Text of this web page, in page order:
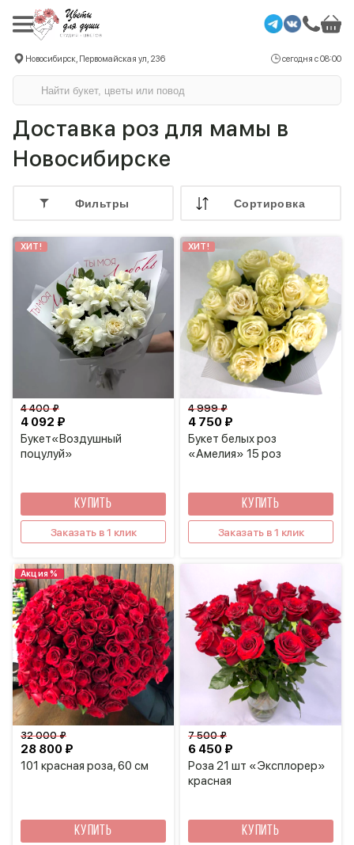
Новосибирск, Первомайская ул, 236 сегодня с 08:00
Доставка роз для мамы в
Новосибирске
Фильтры Cортировка
ХИТ!
Букет«Воздушный
поцулуй»
4 092 ₽
4 400 ₽
КУПИТЬ
Заказать в 1 клик
ХИТ!
Букет белых роз
«Амелия» 15 роз
4 750 ₽
4 999 ₽
КУПИТЬ
Заказать в 1 клик
Акция %
101 красная роза, 60 см
28 800 ₽
32 000 ₽
КУПИТЬ
Роза 21 шт «Эксплорер»
красная
6 450 ₽
7 500 ₽
КУПИТЬ